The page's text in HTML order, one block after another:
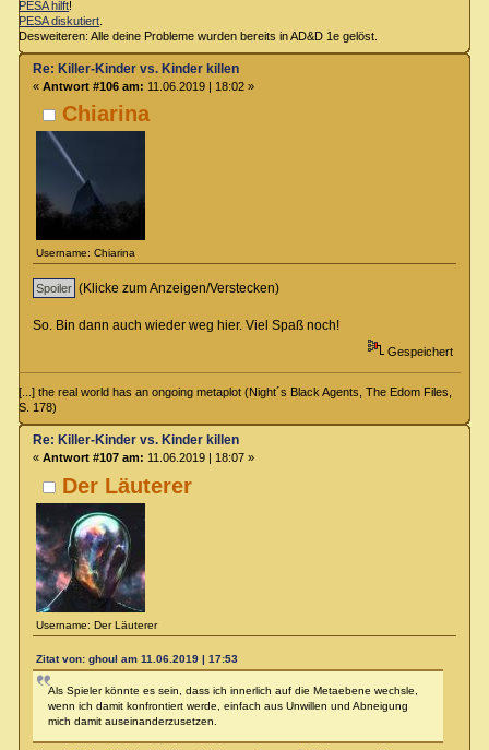
PESA hilft!
PESA diskutiert
Desweiteren: Alle deine Probleme wurden bereits in AD&D 1e gelöst.
Chiarina
Username: Chiarina
Re: Killer-Kinder vs. Kinder killen
« Antwort #106 am: 11.06.2019 | 18:02 »
(Klicke zum Anzeigen/Verstecken)
So. Bin dann auch wieder weg hier. Viel Spaß noch!
Gespeichert
[...] the real world has an ongoing metaplot (Night´s Black Agents, The Edom Files,
S. 178)
Der Läuterer
Username: Der Läuterer
Re: Killer-Kinder vs. Kinder killen
« Antwort #107 am: 11.06.2019 | 18:07 »
Zitat von: ghoul am 11.06.2019 | 17:53
Als Spieler könnte es sein, dass ich innerlich auf die Metaebene wechsle,
wenn ich damit konfrontiert werde, einfach aus Unwillen und Abneigung
mich damit auseinanderzusetzen.